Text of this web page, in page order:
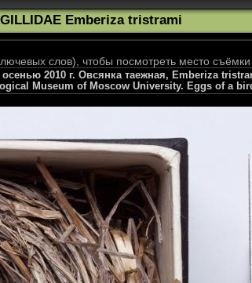
Emberiza tristrami
слов), чтобы посмотреть место съёмки
2010 г. Овсянка таежная, Emberiza
Museum of Moscow University. Eggs of a